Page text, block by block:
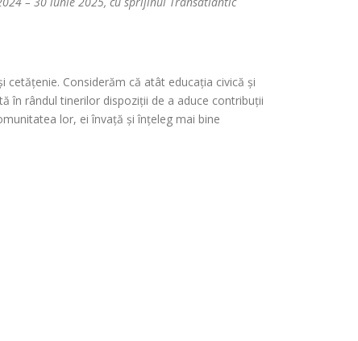
Considerăm că atât educația civică și
în rândul tinerilor dispoziții de a aduce contribuții
lor, ei învață și înțeleg mai bine